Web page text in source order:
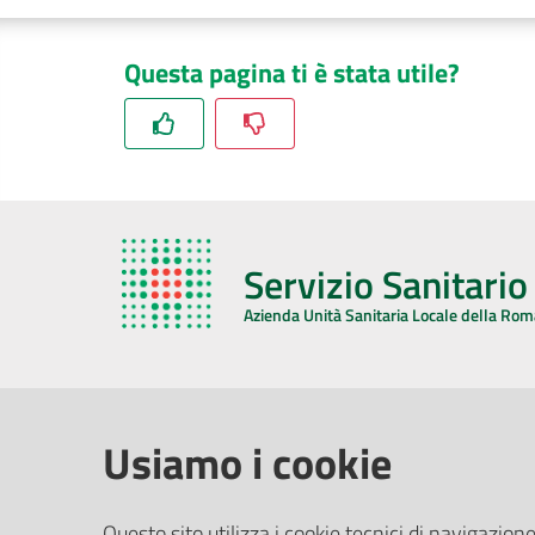
Questa pagina ti è stata utile?
Servizio
Azienda Unità Sanitaria Locale della
Usiamo i cookie